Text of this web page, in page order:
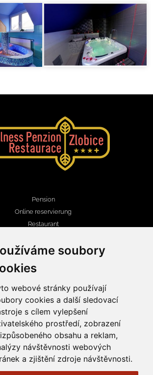
soubory
webové stránky používají
cookies a další sledovací
s cílem vylepšení
prostředí, zobrazení
obsahu a reklam,
návštěvnosti webových
a zjištění zdroje návštěvnosti.
Pension
Online reservierung
Restaurant
Wellness, bowling
recepce@penzionzlobice.cz
+420 724 794 224
Kroměříž
Stadtzentrum
✕
Bewertung
nur wenige
und